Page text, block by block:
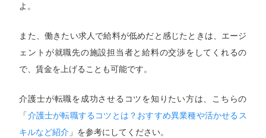
よ。
また、働きたい求人で給料が低めだと感じたときは、エージ
ェントが就職先の施設担当者と給料の交渉をしてくれるの
で、賃金を上げることも可能です。
介護士が転職を成功させるコツを知りたい方は、こちらの
「介護士が転職するコツとは？おすすめ異業種や活かせるス
キルなど紹介 」を参考にしてください。